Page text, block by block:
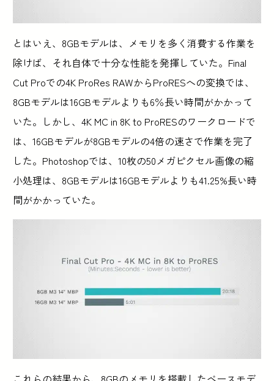
とはいえ、8GBモデルは、メモリを多く消費する作業を
除けば、それ自体で十分な性能を発揮していた。Final
Cut Proでの4K ProRes RAWからProRESへの変換では、
8GBモデルは16GBモデルよりも6％長い時間がかかって
いた。しかし、4K MC in 8K to ProRESのワークロードで
は、16GBモデルが8GBモデルの4倍の速さで作業を完了
した。Photoshopでは、10枚の50メガピクセル画像の縮
小処理は、8GBモデルは16GBモデルよりも41.25%長い時
間がかかっていた。